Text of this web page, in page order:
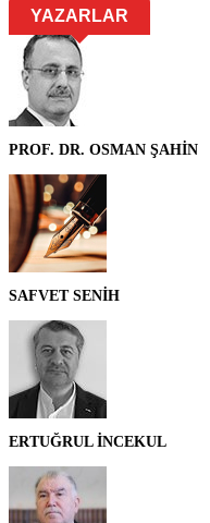
YAZARLAR
PROF. DR. OSMAN ŞAHİN
SAFVET SENİH
ERTUĞRUL İNCEKUL